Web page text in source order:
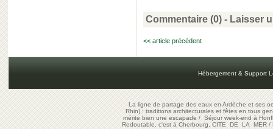
Commentaire (0) - Laisser
<< article précédent
Hébergement & Support
La ligne de partage des eaux en Ardèche et ses
Rhin) : traditions architecturales et fêtes en tous
mérite bien une escapade/Séjour week-end à
Redoutable, c'est à Cherbourg, CITE DE LA MER/